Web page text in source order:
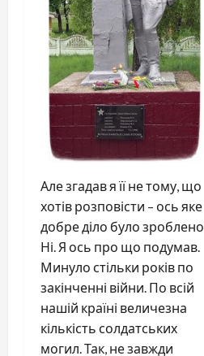
Але згадав я її не тому, що
хотів розповісти – ось яке
добре діло було зроблено.
Ні. Я ось про що подумав.
Минуло стільки років по
закінченні війни. По всій
нашій країні величезна
кількість солдатських
могил. Так, не завжди